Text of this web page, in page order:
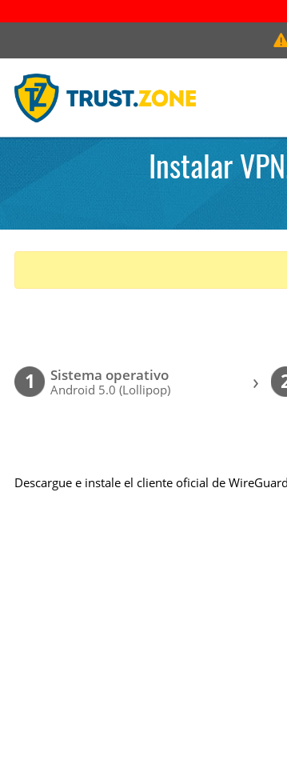
Instalar
1 Sistema operativo
Android 5.0 (Lollipop) ›
Descargue e instale el cliente oficial de